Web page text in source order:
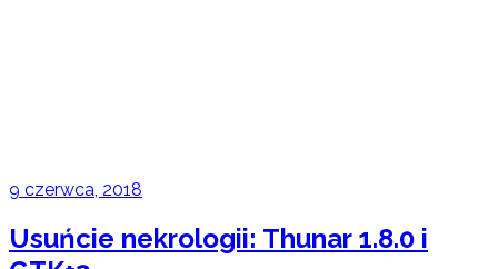
9 czerwca, 2018
Usuńcie nekrologii: Thunar 1.8.0 i